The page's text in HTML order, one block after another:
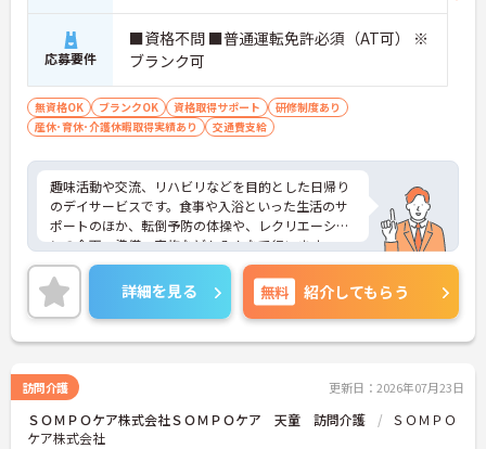
応募要件
■資格不問 ■普通運転免許必須（AT可） ※
ブランク可
無資格OK ブランクOK 資格取得サポート
研修制度あり
産休･育休･介護休暇取得実績あり
交通費支給
趣味活動や交流、リハビリなどを目的とした日帰り
のデイサービスです。食事や入浴といった生活のサ
ポートのほか、転倒予防の体操や、レクリエーショ
ンの企画・準備・実施などもみんなで行います。
＜ライフスタイルに合わせて働ける！多様な世代が
活躍中＞勤務する日数や曜日の相談ができ、扶養内
での勤務もOKです。主婦（夫）の方や、お仕事にブ
ランクがある方、そしてミドル・シニア世代の方ま
で、さまざまな年代の方が活躍しやすい環境です。
とした研修制度が用意されているため、介護の基本
から学んで安心してスタートできます。また、普通
運転免許（AT限定可）があれば始められるので、
「これから介護のお仕事にチャレンジしたい」とい
詳細を見る 無料 紹介してもらう
訪問介護 更新日：2026年07月23日
ＳＯＭＰＯケア株式会社ＳＯＭＰＯケア 天童 訪問介護
ＳＯＭＰＯ
ケア株式会社